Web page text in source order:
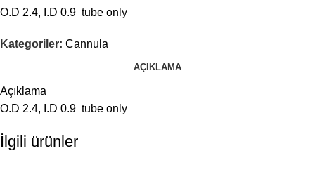
O.D 2.4, I.D 0.9 tube only
Kategoriler: Cannula
AÇIKLAMA
Açıklama
O.D 2.4, I.D 0.9 tube only
İlgili ürünler